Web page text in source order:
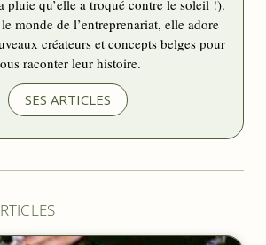
pluie qu’elle a troqué contre le soleil !).
monde de l’entreprenariat, elle adore
créateurs et concepts belges pour
raconter leur histoire.
SES ARTICLES